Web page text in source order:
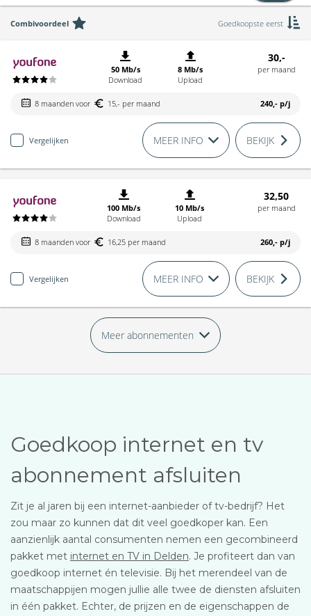
Combivoordeel Goedkoopste eerst
50 Mb/s
Download
8 Mb/s
Upload
30,-
per maand
8 maanden voor 15,- per maand 240,- p/j
Vergelijken MEER INFO BEKIJK
100 Mb/s
Download
10 Mb/s
Upload
32,50
per maand
8 maanden voor 16,25 per maand 260,- p/j
Vergelijken MEER INFO BEKIJK
Meer abonnementen
Goedkoop internet en tv
abonnement afsluiten
Zit je al jaren bij een internet-aanbieder of tv-bedrijf? Het
zou maar zo kunnen dat dit veel goedkoper kan. Een
aanzienlijk aantal consumenten nemen een gecombineerd
pakket met internet en TV in Delden. Je profiteert dan van
goedkoop internet én televisie. Bij het merendeel van de
maatschappijen mogen jullie alle twee de diensten afsluiten
in één pakket. Echter, de prijzen en de eigenschappen de